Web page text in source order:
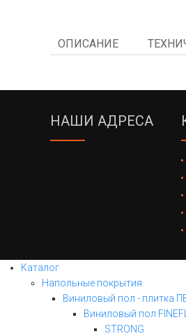
ОПИСАНИЕ
НАШИ АДРЕСА
Каталог
Напольные покрытия
Виниловый пол - плитка
Виниловый пол
STRONG